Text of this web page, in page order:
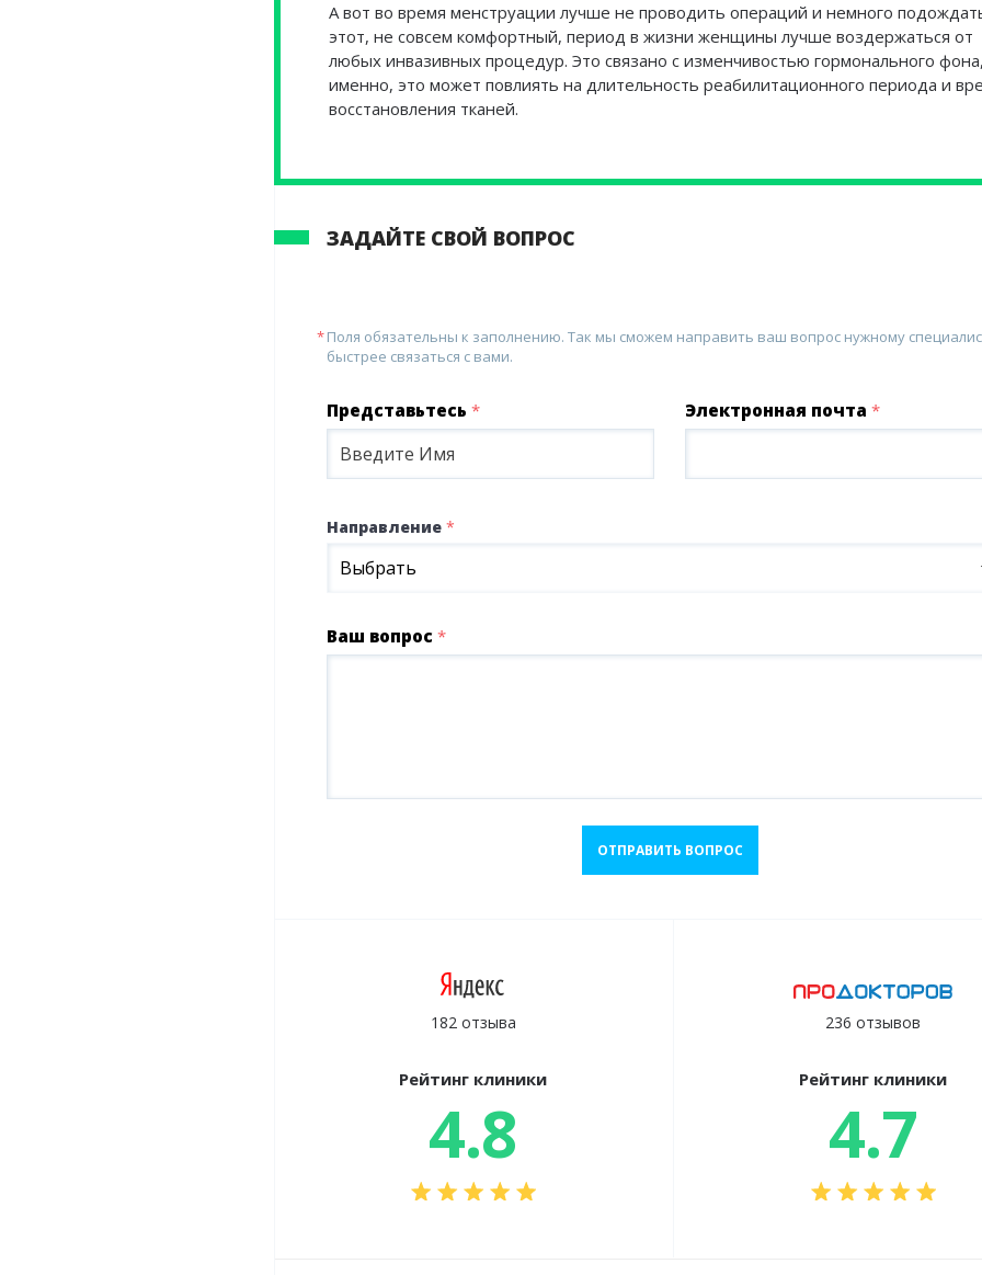
А вот во время менструации лучше не проводить операций и немного
этот, не совсем комфортный, период в жизни женщины лучше воздержаться от
любых инвазивных процедур. Это связано с изменчивостью гормонального
именно, это может повлиять на длительность реабилитационного периода и
восстановления тканей.
ЗАДАЙТЕ СВОЙ ВОПРОС
Поля обязательны к заполнению. Так мы сможем направить ваш вопрос нужному
быстрее связаться с вами.
Представьтесь * Электронная почта*
Направление *
Выбрать
Ваш вопрос *
ОТПРАВИТЬ ВОПРОС
182 отзыва
Рейтинг клиники
4.8
236 отзывов
Рейтинг клиники
4.7